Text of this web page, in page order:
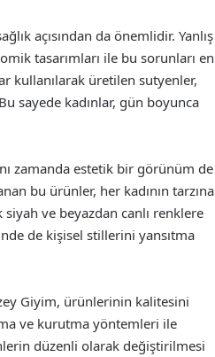
açısından da önemlidir. Yanlış
tasarımları ile bu sorunları en
kullanılarak üretilen sutyenler,
sayede kadınlar, gün boyunca
zamanda estetik bir görünüm de
bu ürünler, her kadının tarzına
ve beyazdan canlı renklere
de kişisel stillerini yansıtma
Giyim, ürünlerinin kalitesini
ve kurutma yöntemleri ile
düzenli olarak değiştirilmesi